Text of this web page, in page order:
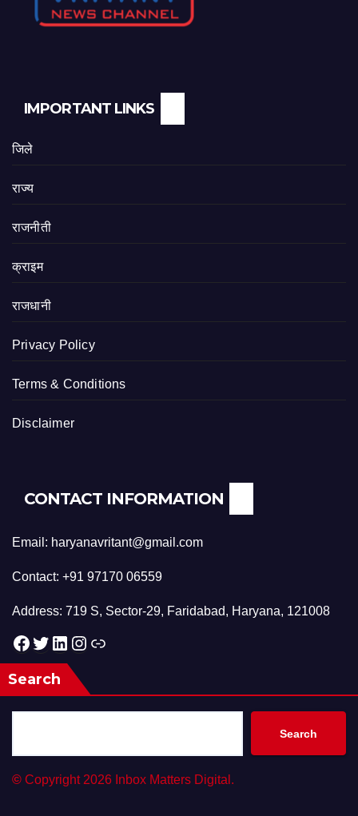
IMPORTANT LINKS
जिले
राज्य
राजनीती
क्राइम
राजधानी
Privacy Policy
Terms & Conditions
Disclaimer
CONTACT INFORMATION
Email: haryanavritant@gmail.com
Contact: +91 97170 06559
Address: 719 S, Sector-29, Faridabad, Haryana, 121008
Facebook Twitter LinkedIn Instagram Link
Search
Search
© Copyright 2026 Inbox Matters Digital.